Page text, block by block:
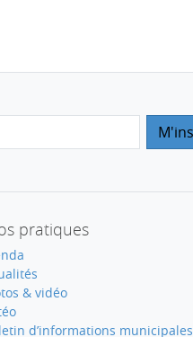
pratiques
& vidéo
d’informations municipales